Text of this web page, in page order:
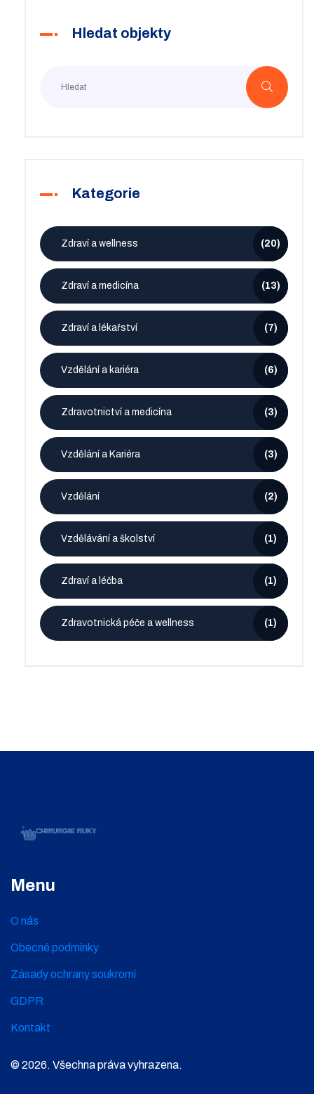
Hledat objekty
Kategorie
Zdraví a wellness (20)
Zdraví a medicína (13)
Zdraví a lékařství (7)
Vzdělání a kariéra (6)
Zdravotnictví a medicína (3)
Vzdělání a Kariéra (3)
Vzdělání (2)
Vzdělávání a školství (1)
Zdraví a léčba (1)
Zdravotnická péče a wellness (1)
Menu
O nás
Obecné podmínky
Zásady ochrany soukromí
GDPR
Kontakt
© 2026. Všechna práva vyhrazena.